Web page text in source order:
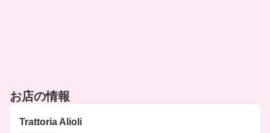
お店の情報
Trattoria Alioli